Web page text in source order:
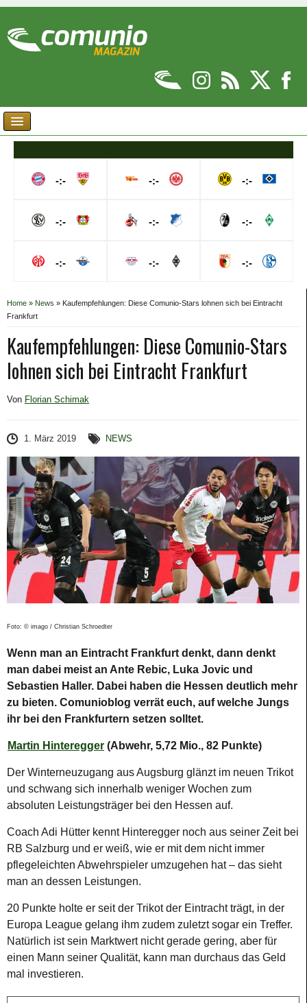
-:-
-:-
-:-
-:-
-:-
-:-
-:-
-:-
-:-
Home » News » Kaufempfehlungen: Diese Comunio-Stars lohnen sich bei Eintracht
Frankfurt
Kaufempfehlungen: Diese Comunio-Stars
lohnen sich bei Eintracht Frankfurt
Von Florian Schimak
1. März 2019 NEWS
Foto: © imago / Christian Schroedter
Wenn man an Eintracht Frankfurt denkt, dann denkt
man dabei meist an Ante Rebic, Luka Jovic und
Sebastien Haller. Dabei haben die Hessen deutlich mehr
zu bieten. Comunioblog verrät euch, auf welche Jungs
ihr bei den Frankfurtern setzen solltet.
Martin Hinteregger (Abwehr, 5,72 Mio., 82 Punkte)
Der Winterneuzugang aus Augsburg glänzt im neuen Trikot
und schwang sich innerhalb weniger Wochen zum
absoluten Leistungsträger bei den Hessen auf.
Coach Adi Hütter kennt Hinteregger noch aus seiner Zeit bei
RB Salzburg und er weiß, wie er mit dem nicht immer
pflegeleichten Abwehrspieler umzugehen hat – das sieht
man an dessen Leistungen.
20 Punkte holte er seit der Trikot der Eintracht trägt, in der
Europa League gelang ihm zudem zuletzt sogar ein Treffer.
Natürlich ist sein Marktwert nicht gerade gering, aber für
einen Mann seiner Qualität, kann man durchaus das Geld
mal investieren.